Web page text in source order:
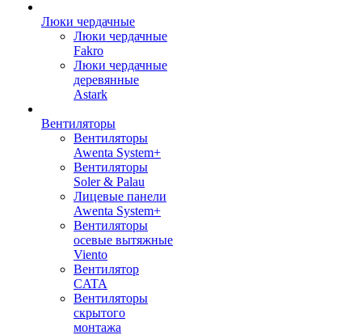
Люки чердачные
Люки чердачные
Fakro
Люки чердачные
деревянные
Astark
Вентиляторы
Вентиляторы
Awenta System+
Вентиляторы
Soler & Palau
Лицевые панели
Awenta System+
Вентиляторы
осевые вытяжные
Viento
Вентилятор
CATA
Вентиляторы
скрытого
монтажа